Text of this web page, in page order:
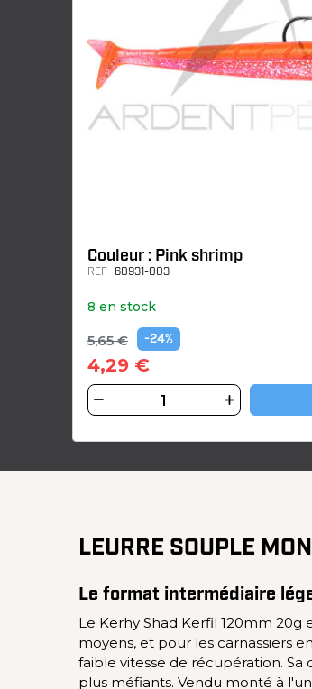
Couleur : Pink shrimp
REF 60931-003
8 en stock
5,65 € -24%
4,29 €
LEURRE SOUPLE
Le format intermédiaire
Le Kerhy Shad Kerfil 120mm
moyens, et pour les carnassiers
faible vitesse de récupération.
plus méfiants. Vendu monté à